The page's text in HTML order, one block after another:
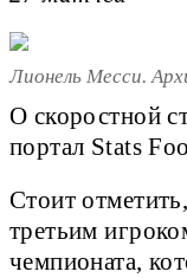
Лионель Месси.
О скоростной
портал Stats
Стоит
третьим
чемпионата,